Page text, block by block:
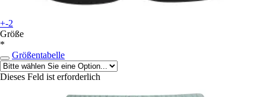
+-2
Größe
*
Größentabelle
Dieses Feld ist erforderlich